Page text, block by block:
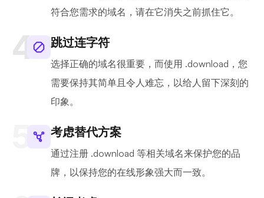
符合您需求的域名，请在它消失之前抓住它。
跳过连字符
选择正确的域名很重要，而使用 .download，您
需要保持其简单且令人难忘，以给人留下深刻的
印象。
考虑替代方案
通过注册 .download 等相关域名来保护您的品
牌，以保持您的在线形象强大而一致。